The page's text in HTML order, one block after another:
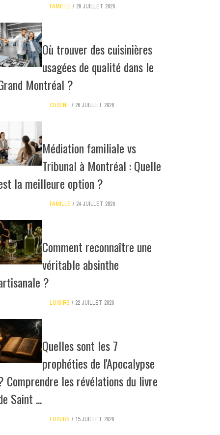
FAMILLE 29 JUILLET 2026
Où trouver des cuisinières
usagées de qualité dans le
Montréal ?
CUISINE 26 JUILLET 2026
Médiation familiale vs
Tribunal à Montréal : Quelle
la meilleure option ?
FAMILLE 24 JUILLET 2026
Comment reconnaître une
véritable absinthe
?
LOISIRS 22 JUILLET 2026
Quelles sont les 7
prophéties de l'Apocalypse
Comprendre les révélations du livre
Saint ...
LOISIRS 15 JUILLET 2026